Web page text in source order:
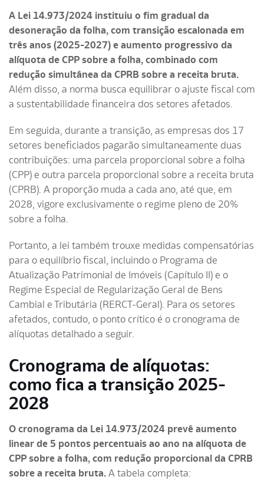
A Lei 14.973/2024 instituiu o fim gradual da
desoneração da folha, com transição escalonada em
três anos (2025-2027) e aumento progressivo da
alíquota de CPP sobre a folha, combinado com
redução simultânea da CPRB sobre a receita bruta.
Além disso, a norma busca equilibrar o ajuste fiscal com
a sustentabilidade financeira dos setores afetados.
Em seguida, durante a transição, as empresas dos 17
setores beneficiados pagarão simultaneamente duas
contribuições: uma parcela proporcional sobre a folha
(CPP) e outra parcela proporcional sobre a receita bruta
(CPRB). A proporção muda a cada ano, até que, em
2028, vigore exclusivamente o regime pleno de 20%
sobre a folha.
Portanto, a lei também trouxe medidas compensatórias
para o equilíbrio fiscal, incluindo o Programa de
Atualização Patrimonial de Imóveis (Capítulo II) e o
Regime Especial de Regularização Geral de Bens
Cambial e Tributária (RERCT-Geral). Para os setores
afetados, contudo, o ponto crítico é o cronograma de
alíquotas detalhado a seguir.
Cronograma de alíquotas:
como fica a transição 2025-
2028
O cronograma da Lei 14.973/2024 prevê aumento
linear de 5 pontos percentuais ao ano na alíquota de
CPP sobre a folha, com redução proporcional da CPRB
sobre a receita bruta. A tabela completa: